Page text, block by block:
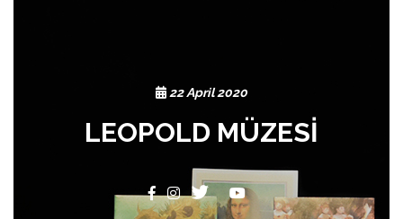
22 April 2020
LEOPOLD MÜZESİ